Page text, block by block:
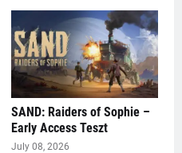
SAND: Raiders of Sophie –
Early Access Teszt
July 08, 2026